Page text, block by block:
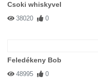
Csoki whiskyvel
38020 0
Feledékeny Bob
48995 0